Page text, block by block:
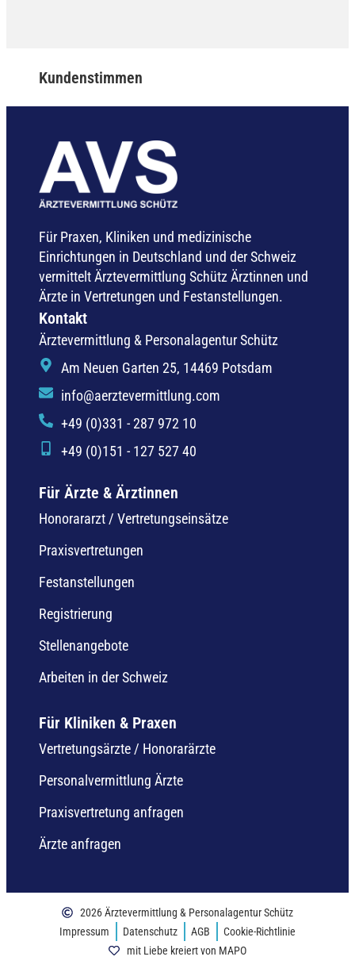
Kundenstimmen
Für Praxen, Kliniken und medizinische
Einrichtungen in Deutschland und der Schweiz
vermittelt Ärztevermittlung Schütz Ärztinnen und
Ärzte in Vertretungen und Festanstellungen.
Für Ärzte & Ärztinnen
Honorararzt / Vertretungseinsätze
Praxisvertretungen
Festanstellungen
Registrierung
Stellenangebote
Arbeiten in der Schweiz
Für Kliniken & Praxen
Vertretungsärzte / Honorarärzte
Personalvermittlung Ärzte
Praxisvertretung anfragen
Ärzte anfragen
Kontakt
Ärztevermittlung & Personalagentur Schütz
Am Neuen Garten 25, 14469 Potsdam
info@aerztevermittlung.com
+49 (0)331 - 287 972 10
+49 (0)151 - 127 527 40
2026 Ärztevermittlung & Personalagentur Schütz
Impressum
Datenschutz AGB
Cookie-Richtlinie
mit Liebe kreiert von MAPO